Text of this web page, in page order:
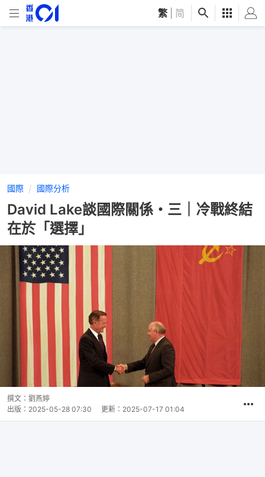
繁 简
國際 國際分析
David Lake談國際關係・三｜冷戰終結
在於「選擇」
撰文： 劉燕婷
出版： 2025-05-28 07:30 更新： 2025-07-17 01:04